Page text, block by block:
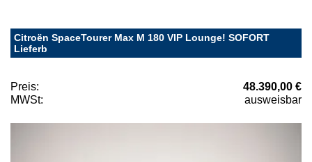
Citroën SpaceTourer Max M 180 VIP Lounge! SOFORT
Lieferb
Preis:
48.390,00 €
MWSt:
ausweisbar